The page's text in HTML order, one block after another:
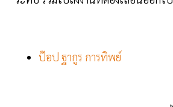
ป๊อป ฐากูร การทิพย์